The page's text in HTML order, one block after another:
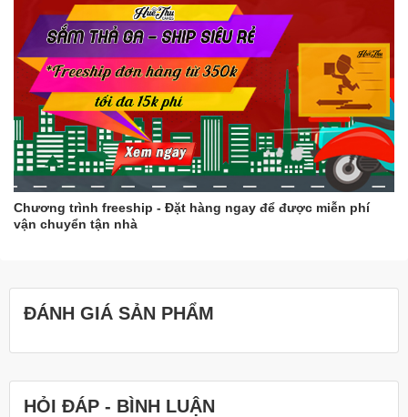
Chương trình freeship - Đặt hàng ngay để được miễn phí
vận chuyển tận nhà
ĐÁNH GIÁ SẢN PHẨM
HỎI ĐÁP - BÌNH LUẬN